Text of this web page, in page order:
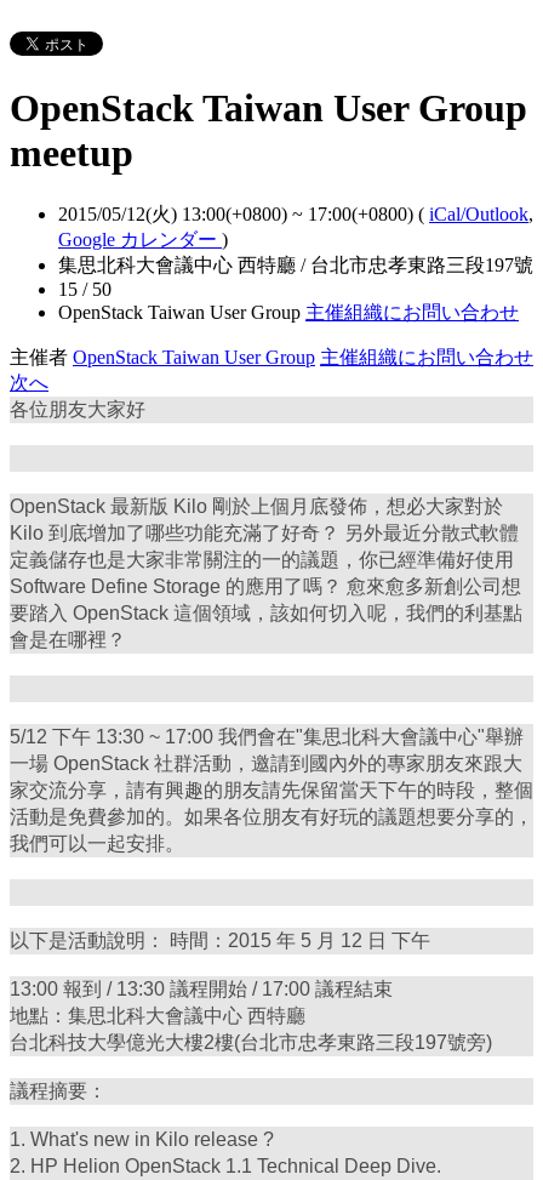
OpenStack Taiwan User Group
meetup
2015/05/12(火) 13:00(+0800) ~ 17:00(+0800) ( iCal/Outlook,
Google カレンダー )
集思北科大會議中心 西特廳 / 台北市忠孝東路三段197號
15 / 50
OpenStack Taiwan User Group 主催組織にお問い合わせ
主催者 OpenStack Taiwan User Group 主催組織にお問い合わせ
次へ
各位朋友大家好
OpenStack 最新版 Kilo 剛於上個月底發佈，想必大家對於
Kilo 到底增加了哪些功能充滿了好奇？ 另外最近分散式軟體
定義儲存也是大家非常關注的一的議題，你已經準備好使用
Software Define Storage 的應用了嗎？ 愈來愈多新創公司想
要踏入 OpenStack 這個領域，該如何切入呢，我們的利基點
會是在哪裡？
5/12 下午 13:30 ~ 17:00 我們會在"集思北科大會議中心"舉辦
一場 OpenStack 社群活動，邀請到國內外的專家朋友來跟大
家交流分享，請有興趣的朋友請先保留當天下午的時段，整個
活動是免費參加的。如果各位朋友有好玩的議題想要分享的，
我們可以一起安排。
以下是活動說明： 時間：2015 年 5 月 12 日 下午
13:00 報到 / 13:30 議程開始 / 17:00 議程結束
地點：集思北科大會議中心 西特廳
台北科技大學億光大樓2樓(台北市忠孝東路三段197號旁)
議程摘要：
1. What's new in Kilo release ?
2. HP Helion OpenStack 1.1 Technical Deep Dive.